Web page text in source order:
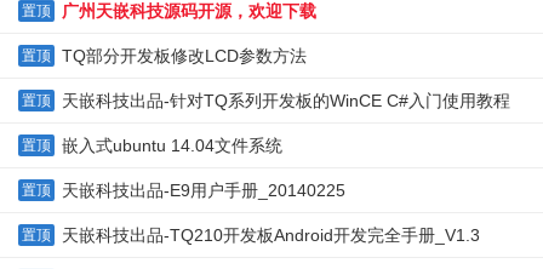
置顶 广州天嵌科技源码开源，欢迎下载
置顶 TQ部分开发板修改LCD参数方法
置顶 天嵌科技出品-针对TQ系列开发板的WinCE C#入门使用教程
置顶 嵌入式ubuntu 14.04文件系统
置顶 天嵌科技出品-E9用户手册_20140225
置顶 天嵌科技出品-TQ210开发板Android开发完全手册_V1.3